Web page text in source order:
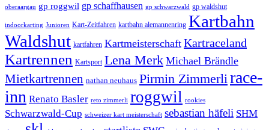
oberaargau gp roggwil gp schaffhausen gp schwarzwald gp waldshut
indoorkarting Junioren Kart-Zeitfahren kartbahn alemannenring Kartbahn
Waldshut kartfahren Kartmeisterschaft Kartraceland
Kartrennen Kartsport Lena Merk Michael Brändle
Mietkartrennen nathan neuhaus Pirmin Zimmerli race-
inn Renato Basler reto zimmerli roggwil rookies
Schwarzwald-Cup schweizer kart meisterschaft sebastian häfeli SHM